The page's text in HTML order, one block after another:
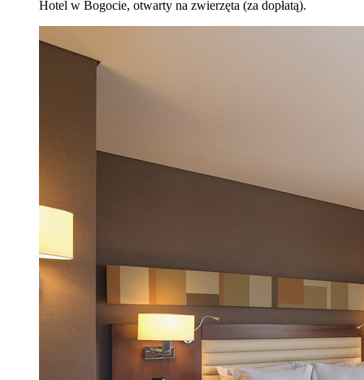
Hotel w Bogocie, otwarty na zwierzęta (za dopłatą).